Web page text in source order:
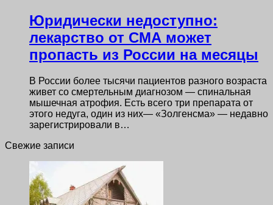
Юридически недоступно:
лекарство от СМА может
пропасть из России на месяцы
В России более тысячи пациентов разного возраста
живет со смертельным диагнозом — спинальная
мышечная атрофия. Есть всего три препарата от
этого недуга, один из них— «Золгенсма» — недавно
зарегистрировали в…
Свежие записи